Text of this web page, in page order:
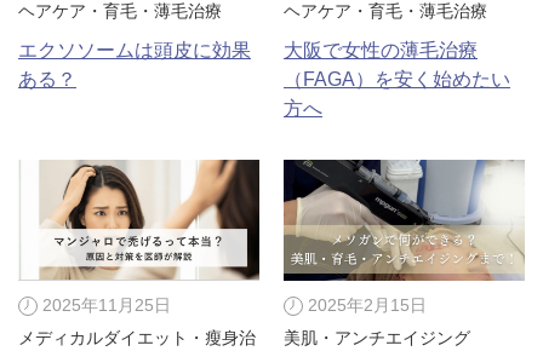
ヘアケア・育毛・薄毛治療
エクソソームは頭皮に効果
ある？
ヘアケア・育毛・薄毛治療
大阪で女性の薄毛治療
（FAGA）を安く始めたい
方へ
2025年11月25日
メディカルダイエット・瘦身治
2025年2月15日
美肌・アンチエイジング